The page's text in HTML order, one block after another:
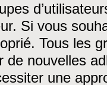
Si vous
Tous les
de nouvelles
une